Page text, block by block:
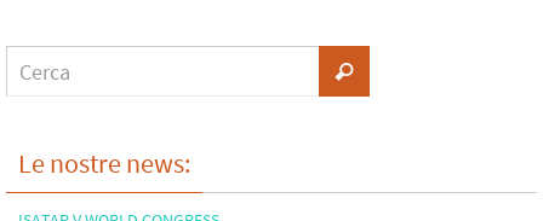
Le nostre news: